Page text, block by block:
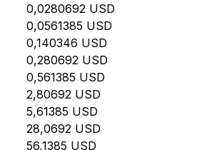
0,0280692 USD
0,0561385 USD
0,140346 USD
0,280692 USD
0,561385 USD
2,80692 USD
5,61385 USD
28,0692 USD
56,1385 USD